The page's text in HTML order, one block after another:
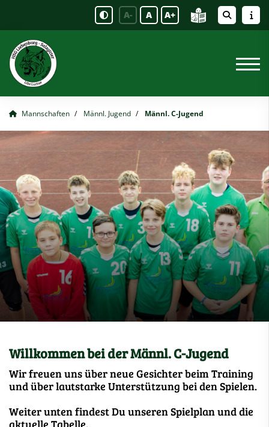
A- A A+
Mannschaften Männl. Jugend Männl. C-Jugend
Willkommen bei der Männl. C-Jugend
Wir freuen uns über neue Gesichter beim Training
und über lautstarke Unterstützung bei den Spielen.
Weiter unten findest Du unseren Spielplan und die
aktuelle Tabelle.